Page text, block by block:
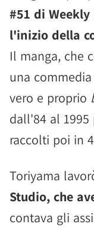
#51 di
l'inizio della
Il manga, che
una
vero e proprio
dall'84 al
raccolti poi in
Toriyama
Studio, che
contava gli